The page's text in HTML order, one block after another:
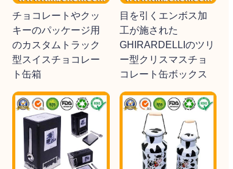
チョコレートやクッ
キーのパッケージ用
のカスタムトラック
型スイスチョコレー
ト缶箱
目を引くエンボス加
工が施された
GHIRARDELLIのツリ
ー型クリスマスチョ
コレート缶ボックス